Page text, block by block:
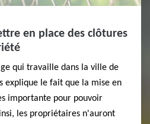
en place des clôtures
qui travaille dans la ville de
explique le fait que la mise en
importante pour pouvoir
les propriétaires n'auront